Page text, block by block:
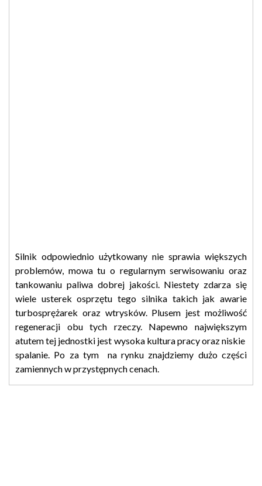
Silnik odpowiednio użytkowany nie sprawia większych
problemów, mowa tu o regularnym serwisowaniu oraz
tankowaniu paliwa dobrej jakości. Niestety zdarza się
wiele usterek osprzętu tego silnika takich jak awarie
turbosprężarek oraz wtrysków. Plusem jest możliwość
regeneracji obu tych rzeczy. Napewno największym
atutem tej jednostki jest wysoka kultura pracy oraz niskie
spalanie. Po za tym na rynku znajdziemy dużo części
zamiennych w przystępnych cenach.